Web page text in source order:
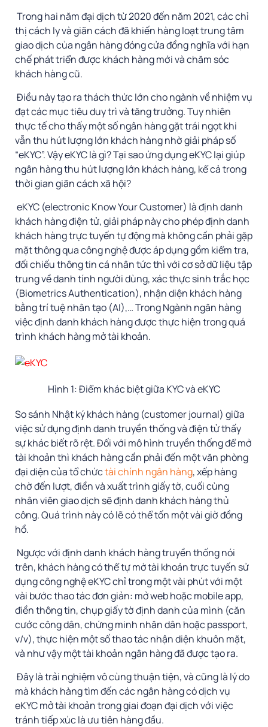
Trong hai năm đại dịch từ 2020 đến năm 2021, các chỉ
thị cách ly và giãn cách đã khiến hàng loạt trung tâm
giao dịch của ngân hàng đóng cửa đồng nghĩa với hạn
chế phát triển được khách hàng mới và chăm sóc
khách hàng cũ.
Điều này tạo ra thách thức lớn cho ngành về nhiệm vụ
đạt các mục tiêu duy trì và tăng trưởng. Tuy nhiên
thực tế cho thấy một số ngân hàng gặt trái ngọt khi
vẫn thu hút lượng lớn khách hàng nhờ giải pháp số
“eKYC”. Vậy eKYC là gì? Tại sao ứng dụng eKYC lại giúp
ngân hàng thu hút lượng lớn khách hàng, kể cả trong
thời gian giãn cách xã hội?
eKYC (electronic Know Your Customer) là định danh
khách hàng điện tử, giải pháp này cho phép định danh
khách hàng trực tuyến tự động mà không cần phải gặp
mặt thông qua công nghệ được áp dụng gồm kiểm tra,
đối chiếu thông tin cá nhân tức thì với cơ sở dữ liệu tập
trung về danh tính người dùng, xác thực sinh trắc học
(Biometrics Authentication), nhận diện khách hàng
bằng trí tuệ nhân tạo (AI),… Trong Ngành ngân hàng
việc định danh khách hàng được thực hiện trong quá
trình khách hàng mở tài khoản.
Hình 1: Điểm khác biệt giữa KYC và eKYC
So sánh Nhật ký khách hàng (customer journal) giữa
việc sử dụng định danh truyền thống và điện tử thấy
sự khác biết rõ rệt. Đối với mô hình truyền thống để mở
tài khoản thì khách hàng cần phải đến một văn phòng
đại diện của tổ chứctài chính ngân hàng, xếp hàng
chờ đến lượt, điền và xuất trình giấy tờ, cuối cùng
nhân viên giao dịch sẽ định danh khách hàng thủ
công. Quá trình này có lẽ có thể tốn một vài giờ đồng
hồ.
Ngược với định danh khách hàng truyền thống nói
trên, khách hàng có thể tự mở tài khoản trực tuyến sử
dụng công nghệ eKYC chỉ trong một vài phút với một
vài bước thao tác đơn giản: mở web hoặc mobile app,
điền thông tin, chụp giấy tờ định danh của mình (căn
cước công dân, chứng minh nhân dân hoặc passport,
v/v), thực hiện một số thao tác nhận diện khuôn mặt,
và như vậy một tài khoản ngân hàng đã được tạo ra.
Đây là trải nghiệm vô cùng thuận tiện, và cũng là lý do
mà khách hàng tìm đến các ngân hàng có dịch vụ
eKYC mở tài khoản trong giai đoạn đại dịch với việc
tránh tiếp xúc là ưu tiên hàng đầu.